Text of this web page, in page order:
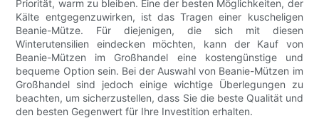
Priorität, warm zu bleiben. Eine der besten Möglichkeiten, der
Kälte entgegenzuwirken, ist das Tragen einer kuscheligen
Beanie-Mütze. Für diejenigen, die sich mit diesen
Winterutensilien eindecken möchten, kann der Kauf von
Beanie-Mützen im Großhandel eine kostengünstige und
bequeme Option sein. Bei der Auswahl von Beanie-Mützen im
Großhandel sind jedoch einige wichtige Überlegungen zu
beachten, um sicherzustellen, dass Sie die beste Qualität und
den besten Gegenwert für Ihre Investition erhalten.